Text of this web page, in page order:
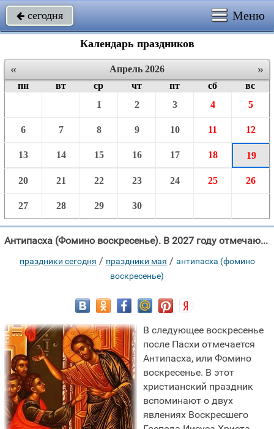
 сегодня Меню
Календарь праздников
« »
Апрель 2026
пн
вт ср чт пт сб
вс
1
2 3 4 5
6 7 8 9 10 11 12
13 14 15 16 17 18 19
20 21 22 23 24 25 26
27 28 29 30
Антипасха (Фомино воскресенье). В 2027 году отмечают 19 Апреля.
праздники сегодня / праздники мая / антипасха (фомино
воскресенье)
В следующее воскресенье
после Пасхи отмечается
Антипасха, или Фомино
воскресенье. В этот
христианский праздник
вспоминают о двух
явлениях Воскресшего